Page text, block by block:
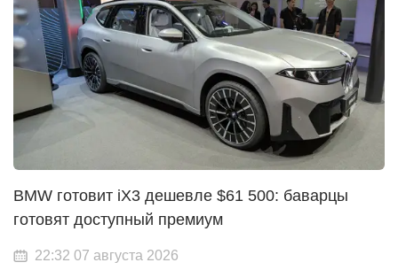
BMW готовит iX3 дешевле $61 500: баварцы
готовят доступный премиум
22:32 07 августа 2026